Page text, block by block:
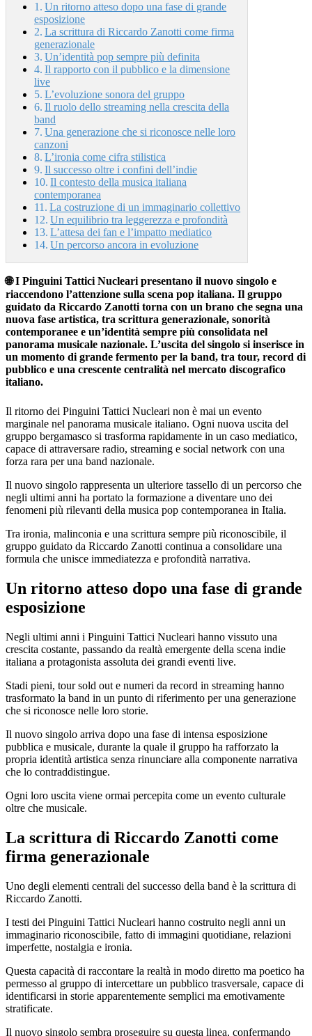
Un ritorno atteso dopo una fase di grande
esposizione
La scrittura di Riccardo Zanotti come firma
generazionale
Un’identità pop sempre più definita
Il rapporto con il pubblico e la dimensione
live
L’evoluzione sonora del gruppo
Il ruolo dello streaming nella crescita della
band
Una generazione che si riconosce nelle loro
canzoni
L’ironia come cifra stilistica
Il successo oltre i confini dell’indie
Il contesto della musica italiana
contemporanea
La costruzione di un immaginario collettivo
Un equilibrio tra leggerezza e profondità
L’attesa dei fan e l’impatto mediatico
Un percorso ancora in evoluzione
🌐 I Pinguini Tattici Nucleari presentano il nuovo singolo e
riaccendono l’attenzione sulla scena pop italiana. Il gruppo
guidato da Riccardo Zanotti torna con un brano che segna una
nuova fase artistica, tra scrittura generazionale, sonorità
contemporanee e un’identità sempre più consolidata nel
panorama musicale nazionale. L’uscita del singolo si inserisce in
un momento di grande fermento per la band, tra tour, record di
pubblico e una crescente centralità nel mercato discografico
italiano.
Il ritorno dei Pinguini Tattici Nucleari non è mai un evento
marginale nel panorama musicale italiano. Ogni nuova uscita del
gruppo bergamasco si trasforma rapidamente in un caso mediatico,
capace di attraversare radio, streaming e social network con una
forza rara per una band nazionale.
Il nuovo singolo rappresenta un ulteriore tassello di un percorso che
negli ultimi anni ha portato la formazione a diventare uno dei
fenomeni più rilevanti della musica pop contemporanea in Italia.
Tra ironia, malinconia e una scrittura sempre più riconoscibile, il
gruppo guidato da Riccardo Zanotti continua a consolidare una
formula che unisce immediatezza e profondità narrativa.
Un ritorno atteso dopo una fase di grande
esposizione
Negli ultimi anni i Pinguini Tattici Nucleari hanno vissuto una
crescita costante, passando da realtà emergente della scena indie
italiana a protagonista assoluta dei grandi eventi live.
Stadi pieni, tour sold out e numeri da record in streaming hanno
trasformato la band in un punto di riferimento per una generazione
che si riconosce nelle loro storie.
Il nuovo singolo arriva dopo una fase di intensa esposizione
pubblica e musicale, durante la quale il gruppo ha rafforzato la
propria identità artistica senza rinunciare alla componente narrativa
che lo contraddistingue.
Ogni loro uscita viene ormai percepita come un evento culturale
oltre che musicale.
La scrittura di Riccardo Zanotti come
firma generazionale
Uno degli elementi centrali del successo della band è la scrittura di
Riccardo Zanotti.
I testi dei Pinguini Tattici Nucleari hanno costruito negli anni un
immaginario riconoscibile, fatto di immagini quotidiane, relazioni
imperfette, nostalgia e ironia.
Questa capacità di raccontare la realtà in modo diretto ma poetico ha
permesso al gruppo di intercettare un pubblico trasversale, capace di
identificarsi in storie apparentemente semplici ma emotivamente
stratificate.
Il nuovo singolo sembra proseguire su questa linea, confermando